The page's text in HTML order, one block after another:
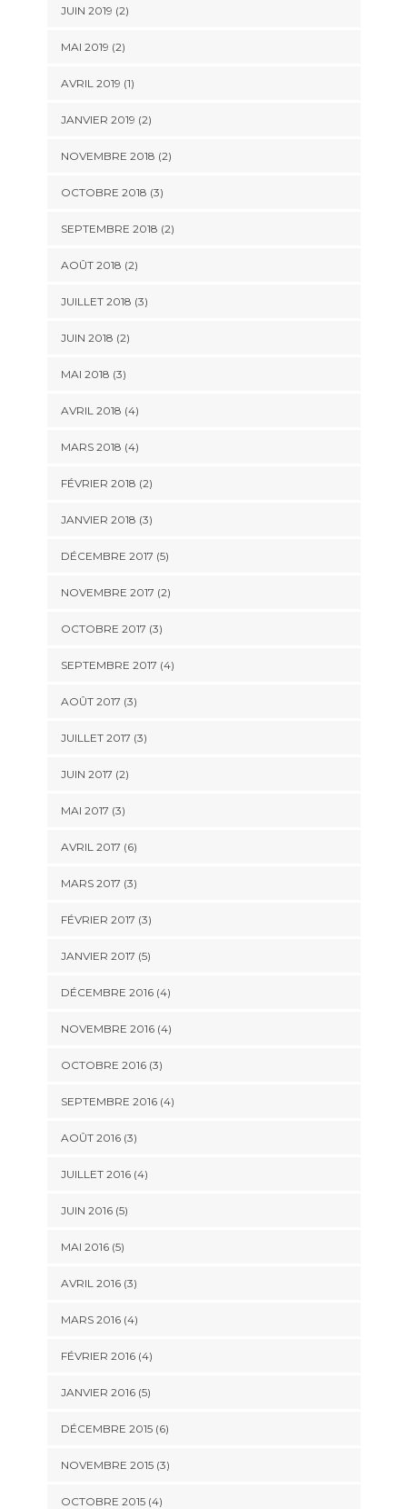
JUIN 2019 (2)
MAI 2019 (2)
AVRIL 2019 (1)
JANVIER 2019 (2)
NOVEMBRE 2018 (2)
OCTOBRE 2018 (3)
SEPTEMBRE 2018 (2)
AOÛT 2018 (2)
JUILLET 2018 (3)
JUIN 2018 (2)
MAI 2018 (3)
AVRIL 2018 (4)
MARS 2018 (4)
FÉVRIER 2018 (2)
JANVIER 2018 (3)
DÉCEMBRE 2017 (5)
NOVEMBRE 2017 (2)
OCTOBRE 2017 (3)
SEPTEMBRE 2017 (4)
AOÛT 2017 (3)
JUILLET 2017 (3)
JUIN 2017 (2)
MAI 2017 (3)
AVRIL 2017 (6)
MARS 2017 (3)
FÉVRIER 2017 (3)
JANVIER 2017 (5)
DÉCEMBRE 2016(4)
NOVEMBRE 2016(4)
OCTOBRE 2016(3)
SEPTEMBRE 2016(4)
AOÛT 2016(3)
JUILLET 2016(4)
JUIN 2016(5)
MAI 2016(5)
AVRIL 2016(3)
MARS 2016(4)
FÉVRIER 2016(4)
JANVIER 2016(5)
DÉCEMBRE 2015(6)
NOVEMBRE 2015(3)
OCTOBRE 2015(4)